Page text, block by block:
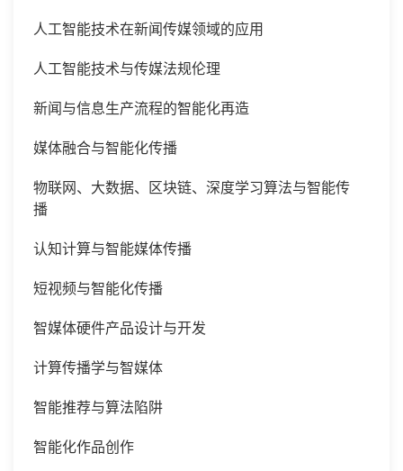
人工智能技术在新闻传媒领域的应用
人工智能技术与传媒法规伦理
新闻与信息生产流程的智能化再造
媒体融合与智能化传播
物联网、大数据、区块链、深度学习算法与智能传
播
认知计算与智能媒体传播
短视频与智能化传播
智媒体硬件产品设计与开发
计算传播学与智媒体
智能推荐与算法陷阱
智能化作品创作